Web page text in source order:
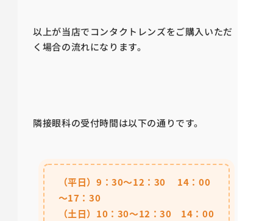
以上が当店でコンタクトレンズをご購入いただ
く場合の流れになります。
隣接眼科の受付時間は以下の通りです。
（平日）9：30～12：30 14：00
～17：30
（土日）10：30～12：30 14：00